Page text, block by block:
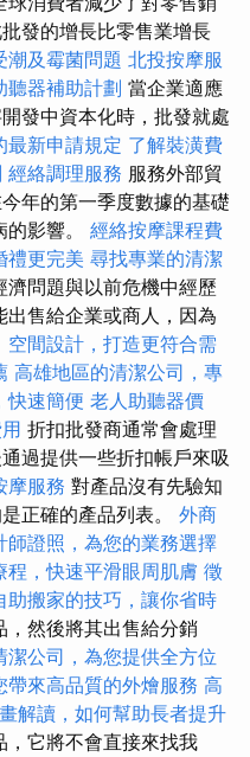
發的增長比零售業增長
潮及霉菌問題 北投按摩服
聽器補助計劃 當企業適應
發中資本化時，批發就處
最新申請規定 了解裝潢費
經絡調理服務 服務外部貿
年的第一季度數據的基礎
影響。 經絡按摩課程費
禮更完美 尋找專業的清潔
濟問題與以前危機中經歷
售給企業或商人，因為
空間設計，打造更符合需
高雄地區的清潔公司，專
快速簡便 老人助聽器價
折扣批發商通常會處理
過提供一些折扣帳戶來吸
摩服務 對產品沒有先驗知
正確的產品列表。 外商
師證照，為您的業務選擇
程，快速平滑眼周肌膚 徵
助搬家的技巧，讓你省時
，然後將其出售給分銷
潔公司，為您提供全方位
帶來高品質的外燴服務 高
解讀，如何幫助長者提升
，它將不會直接來找我